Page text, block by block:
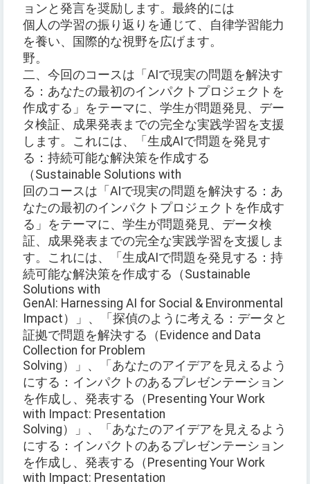
ョンと発言を奨励します。最終的には
個人の学習の振り返りを通じて、自律学習能力
を養い、国際的な視野を広げます。
野。
二、今回のコースは「AIで現実の問題を解決す
る：あなたの最初のインパクトプロジェクトを
作成する」をテーマに、学生が問題発見、デー
タ検証、成果発表までの完全な実践学習を支援
します。これには、「生成AIで問題を発見す
る：持続可能な解決策を作成する
（Sustainable Solutions with
回のコースは「AIで現実の問題を解決する：あ
なたの最初のインパクトプロジェクトを作成す
る」をテーマに、学生が問題発見、データ検
証、成果発表までの完全な実践学習を支援しま
す。これには、「生成AIで問題を発見する：持
続可能な解決策を作成する（Sustainable
Solutions with
GenAI: Harnessing AI for Social & Environmental
Impact）」、「探偵のように考える：データと
証拠で問題を解決する（Evidence and Data
Collection for Problem
Solving）」、「あなたのアイデアを見えるよう
にする：インパクトのあるプレゼンテーション
を作成し、発表する（Presenting Your Work
with Impact: Presentation
Solving）」、「あなたのアイデアを見えるよう
にする：インパクトのあるプレゼンテーション
を作成し、発表する（Presenting Your Work
with Impact: Presentation